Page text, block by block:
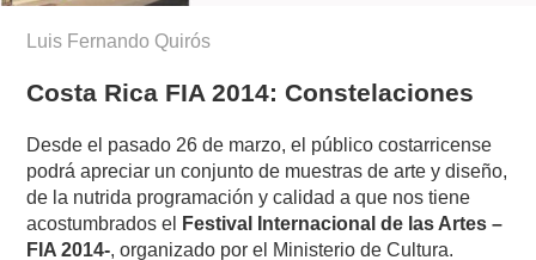
Luis Fernando Quirós
Costa Rica FIA 2014: Constelaciones
Desde el pasado 26 de marzo, el público costarricense
podrá apreciar un conjunto de muestras de arte y diseño,
de la nutrida programación y calidad a que nos tiene
acostumbrados el
Festival Internacional de las Artes –
FIA 2014-, organizado por el Ministerio de Cultura.